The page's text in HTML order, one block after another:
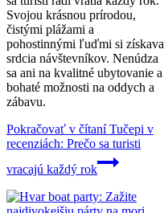
Svojou krásnou prírodou,
čistými plážami a
pohostinnými ľuďmi si získava
srdcia návštevníkov. Nenúdza
sa ani na kvalitné ubytovanie a
bohaté možnosti na oddych a
zábavu.
Pokračovať v čítaníTučepi v
recenziách: Prečo sa turisti
vracajú každý rok